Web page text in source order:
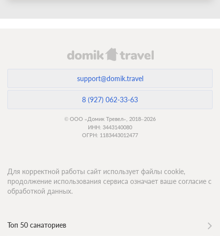
support@domik.travel
8 (927) 062-33-63
© ООО «Домик Тревел», 2018–2026
ИНН: 3443140080
ОГРН: 1183443012477
Топ 50 санаториев
Для корректной работы сайт использует файлы cookie,
продолжение использования сервиса означает ваше согласие с
обработкой данных.